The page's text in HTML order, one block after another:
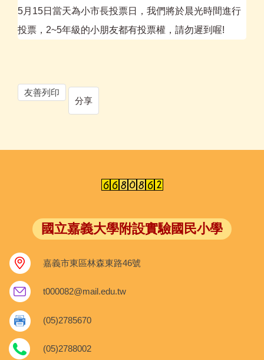
5月15日當天為小市長投票日，我們將於晨光時間進行
投票，2~5年級的小朋友都有投票權，請勿遲到喔!
友善列印
分享
國立嘉義大學附設實驗國民小學
嘉義市東區林森東路46號
t000082@mail.edu.tw
(05)2785670
(05)2788002